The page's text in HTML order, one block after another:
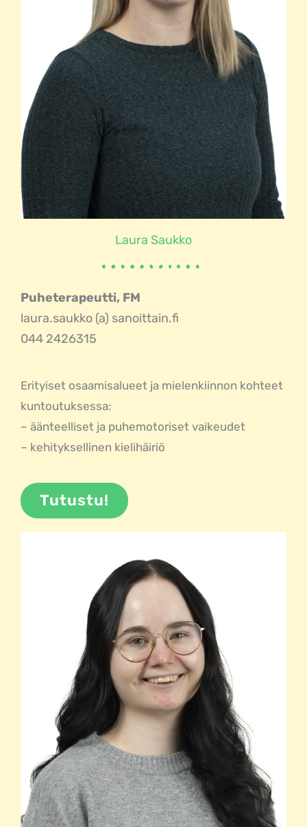
Laura Saukko
Puheterapeutti, FM
laura.saukko (a) sanoittain.fi
044 2426315
Erityiset osaamisalueet ja mielenkiinnon kohteet
kuntoutuksessa:
– äänteelliset ja puhemotoriset vaikeudet
– kehityksellinen kielihäiriö
Tutustu!